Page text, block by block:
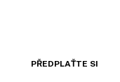
PŘEDPLAŤTE SI